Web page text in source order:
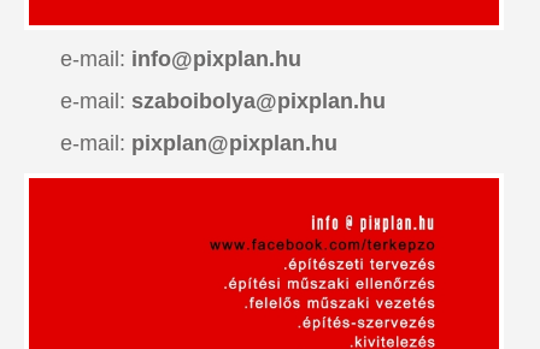
e-mail: info@pixplan.hu
e-mail: szaboibolya@pixplan.hu
e-mail: pixplan@pixplan.hu